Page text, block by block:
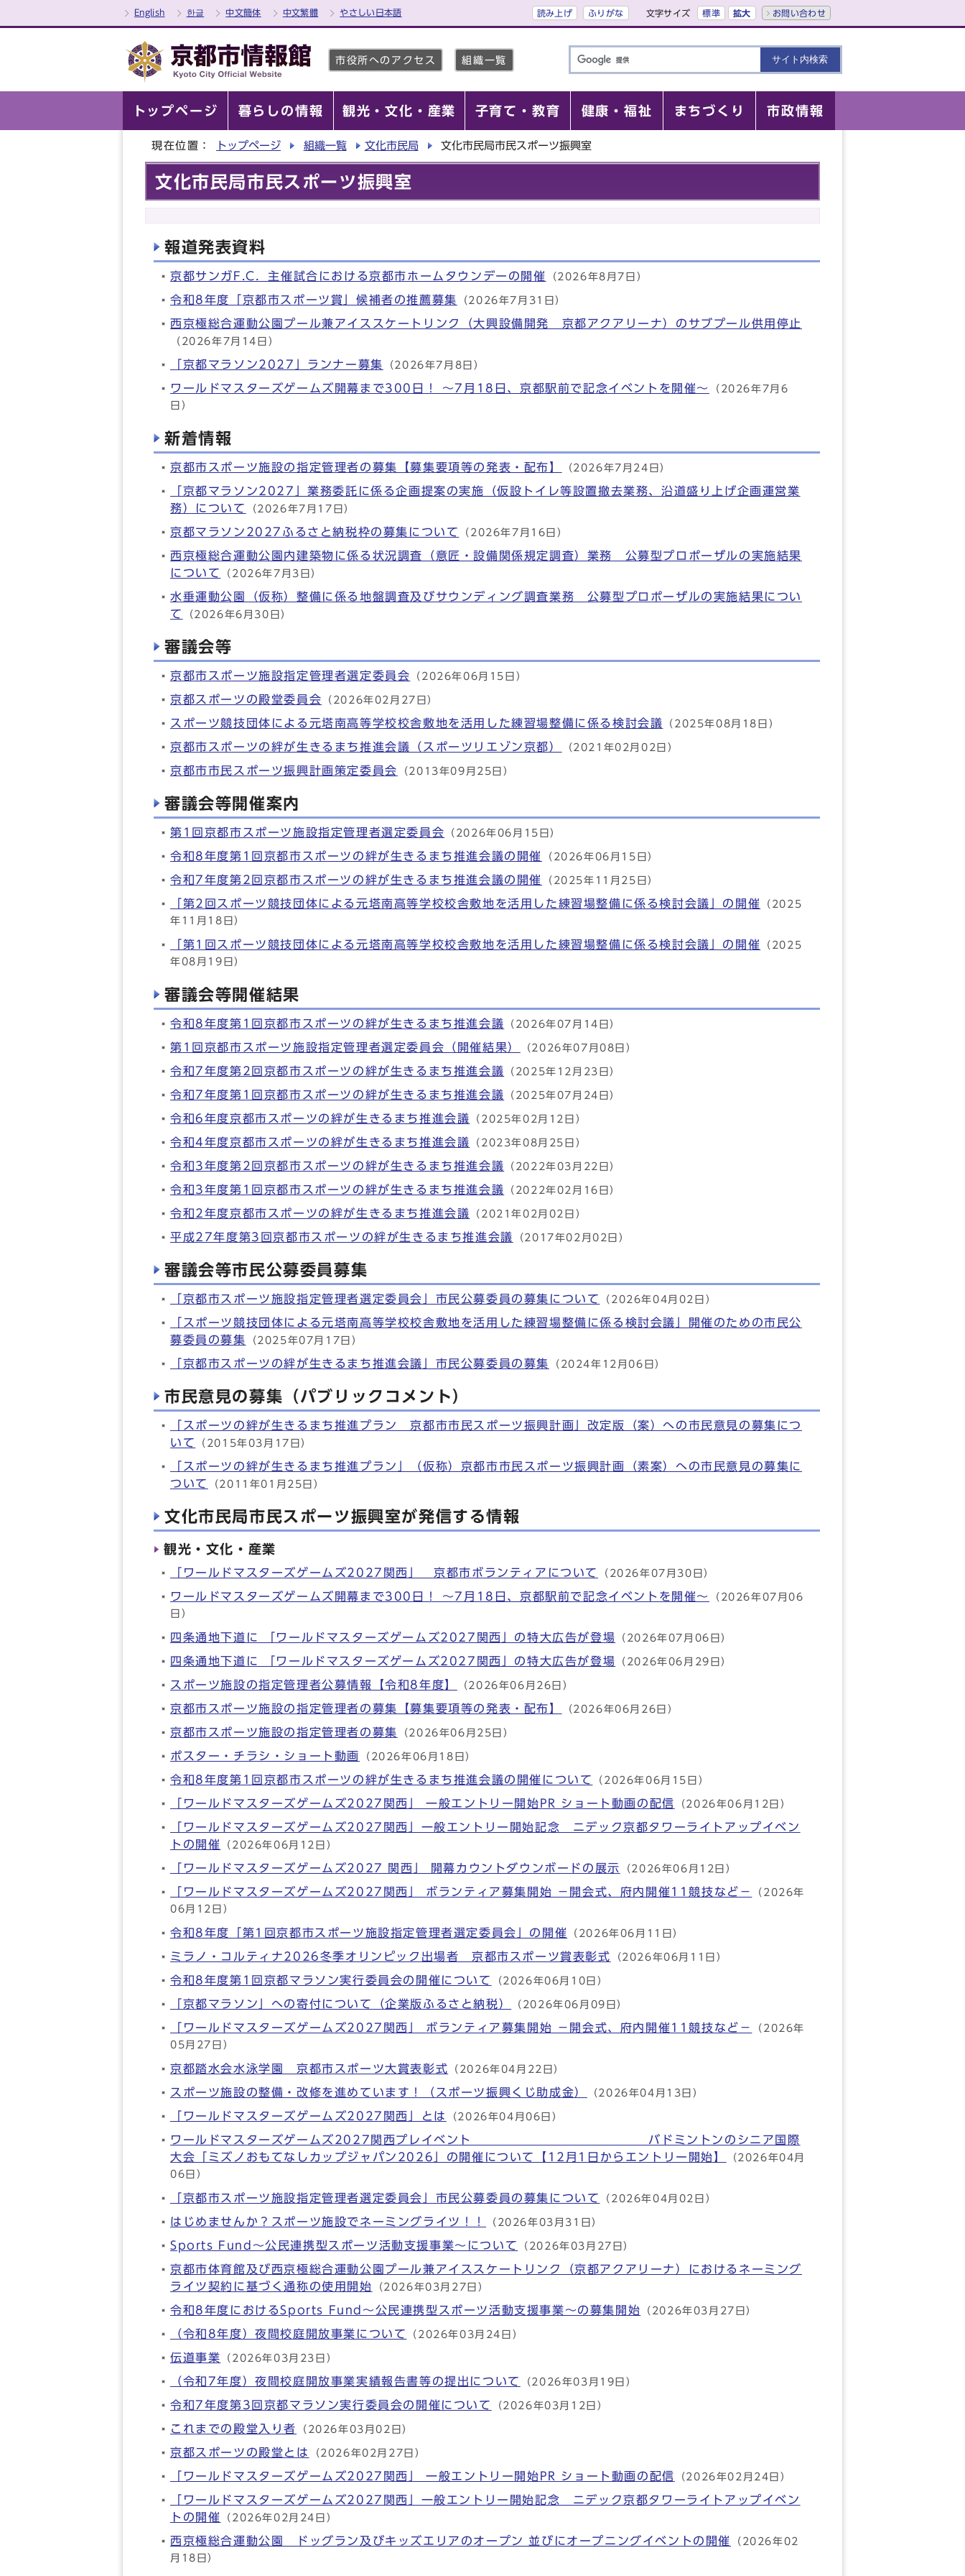
English 한글 中文簡体 中文繁體 やさしい日本語 読み上げ ふりがな 文字サイズ 標準 拡大 お問い合わせ
市役所へのアクセス 組織一覧
トップページ 暮らしの情報 観光・文化・産業 子育て・教育 健康・福祉 まちづくり 市政情報
現在位置： トップページ 組織一覧 文化市民局 文化市民局市民スポーツ振興室
文化市民局市民スポーツ振興室
報道発表資料
京都サンガF.C．主催試合における京都市ホームタウンデーの開催 （2026年8月7日）
令和8年度「京都市スポーツ賞」候補者の推薦募集 （2026年7月31日）
西京極総合運動公園プール兼アイススケートリンク（大興設備開発 京都アクアリーナ）のサブプール供用停止
（2026年7月14日）
「京都マラソン2027」ランナー募集 （2026年7月8日）
ワールドマスターズゲームズ開幕まで300日！ ～7月18日、京都駅前で記念イベントを開催～ （2026年7月6
日）
新着情報
京都市スポーツ施設の指定管理者の募集【募集要項等の発表・配布】 （2026年7月24日）
「京都マラソン2027」業務委託に係る企画提案の実施（仮設トイレ等設置撤去業務、沿道盛り上げ企画運営業
務）について
（2026年7月17日）
京都マラソン2027ふるさと納税枠の募集について （2026年7月16日）
西京極総合運動公園内建築物に係る状況調査（意匠・設備関係規定調査）業務 公募型プロポーザルの実施結果
について
（2026年7月3日）
水垂運動公園（仮称）整備に係る地盤調査及びサウンディング調査業務 公募型プロポーザルの実施結果につい
て
（2026年6月30日）
審議会等
京都市スポーツ施設指定管理者選定委員会 （2026年06月15日）
京都スポーツの殿堂委員会 （2026年02月27日）
スポーツ競技団体による元塔南高等学校校舎敷地を活用した練習場整備に係る検討会議 （2025年08月18日）
京都市スポーツの絆が生きるまち推進会議（スポーツリエゾン京都） （2021年02月02日）
京都市市民スポーツ振興計画策定委員会 （2013年09月25日）
審議会等開催案内
第1回京都市スポーツ施設指定管理者選定委員会 （2026年06月15日）
令和8年度第1回京都市スポーツの絆が生きるまち推進会議の開催 （2026年06月15日）
令和7年度第2回京都市スポーツの絆が生きるまち推進会議の開催 （2025年11月25日）
「第2回スポーツ競技団体による元塔南高等学校校舎敷地を活用した練習場整備に係る検討会議」の開催 （2025
年11月18日）
「第1回スポーツ競技団体による元塔南高等学校校舎敷地を活用した練習場整備に係る検討会議」の開催
（2025
年08月19日）
審議会等開催結果
令和8年度第1回京都市スポーツの絆が生きるまち推進会議 （2026年07月14日）
第1回京都市スポーツ施設指定管理者選定委員会（開催結果） （2026年07月08日）
令和7年度第2回京都市スポーツの絆が生きるまち推進会議 （2025年12月23日）
令和7年度第1回京都市スポーツの絆が生きるまち推進会議 （2025年07月24日）
令和6年度京都市スポーツの絆が生きるまち推進会議 （2025年02月12日）
令和4年度京都市スポーツの絆が生きるまち推進会議 （2023年08月25日）
令和3年度第2回京都市スポーツの絆が生きるまち推進会議 （2022年03月22日）
令和3年度第1回京都市スポーツの絆が生きるまち推進会議 （2022年02月16日）
令和2年度京都市スポーツの絆が生きるまち推進会議 （2021年02月02日）
平成27年度第3回京都市スポーツの絆が生きるまち推進会議 （2017年02月02日）
審議会等市民公募委員募集
「京都市スポーツ施設指定管理者選定委員会」市民公募委員の募集について （2026年04月02日）
「スポーツ競技団体による元塔南高等学校校舎敷地を活用した練習場整備に係る検討会議」開催のための市民公
募委員の募集
（2025年07月17日）
「京都市スポーツの絆が生きるまち推進会議」市民公募委員の募集 （2024年12月06日）
市民意見の募集（パブリックコメント）
「スポーツの絆が生きるまち推進プラン 京都市市民スポーツ振興計画」改定版（案）への市民意見の募集につ
いて
（2015年03月17日）
「スポーツの絆が生きるまち推進プラン」（仮称）京都市市民スポーツ振興計画（素案）への市民意見の募集に
ついて
（2011年01月25日）
文化市民局市民スポーツ振興室が発信する情報
観光・文化・産業
「ワールドマスターズゲームズ2027関西」 京都市ボランティアについて （2026年07月30日）
ワールドマスターズゲームズ開幕まで300日！ ～7月18日、京都駅前で記念イベントを開催～ （2026年07月06
日）
四条通地下道に 「ワールドマスターズゲームズ2027関西」の特大広告が登場 （2026年07月06日）
四条通地下道に 「ワールドマスターズゲームズ2027関西」の特大広告が登場 （2026年06月29日）
スポーツ施設の指定管理者公募情報【令和8年度】 （2026年06月26日）
京都市スポーツ施設の指定管理者の募集【募集要項等の発表・配布】 （2026年06月26日）
京都市スポーツ施設の指定管理者の募集 （2026年06月25日）
ポスター・チラシ・ショート動画 （2026年06月18日）
令和8年度第1回京都市スポーツの絆が生きるまち推進会議の開催について （2026年06月15日）
「ワールドマスターズゲームズ2027関西」 一般エントリー開始PR ショート動画の配信 （2026年06月12日）
「ワールドマスターズゲームズ2027関西」一般エントリー開始記念 ニデック京都タワーライトアップイベン
トの開催
（2026年06月12日）
「ワールドマスターズゲームズ2027 関西」 開幕カウントダウンボードの展示 （2026年06月12日）
「ワールドマスターズゲームズ2027関西」 ボランティア募集開始 －開会式、府内開催11競技など－ （2026年
06月12日）
令和8年度「第1回京都市スポーツ施設指定管理者選定委員会」の開催
（2026年06月11日）
ミラノ・コルティナ2026冬季オリンピック出場者 京都市スポーツ賞表彰式 （2026年06月11日）
令和8年度第1回京都マラソン実行委員会の開催について （2026年06月10日）
「京都マラソン」への寄付について（企業版ふるさと納税） （2026年06月09日）
「ワールドマスターズゲームズ2027関西」 ボランティア募集開始 －開会式、府内開催11競技など－ （2026年
05月27日）
京都踏水会水泳学園 京都市スポーツ大賞表彰式 （2026年04月22日）
スポーツ施設の整備・改修を進めています！（スポーツ振興くじ助成金） （2026年04月13日）
「ワールドマスターズゲームズ2027関西」とは （2026年04月06日）
ワールドマスターズゲームズ2027関西プレイベント バドミントンのシニア国際
大会「ミズノおもてなしカップジャパン2026」の開催について【12月1日からエントリー開始】
（2026年04月
06日）
「京都市スポーツ施設指定管理者選定委員会」市民公募委員の募集について
（2026年04月02日）
はじめませんか？スポーツ施設でネーミングライツ！！ （2026年03月31日）
Sports Fund～公民連携型スポーツ活動支援事業～について （2026年03月27日）
京都市体育館及び西京極総合運動公園プール兼アイススケートリンク（京都アクアリーナ）におけるネーミング
ライツ契約に基づく通称の使用開始
（2026年03月27日）
令和8年度におけるSports Fund～公民連携型スポーツ活動支援事業～の募集開始 （2026年03月27日）
（令和8年度）夜間校庭開放事業について （2026年03月24日）
伝道事業 （2026年03月23日）
（令和7年度）夜間校庭開放事業実績報告書等の提出について （2026年03月19日）
令和7年度第3回京都マラソン実行委員会の開催について （2026年03月12日）
これまでの殿堂入り者 （2026年03月02日）
京都スポーツの殿堂とは （2026年02月27日）
「ワールドマスターズゲームズ2027関西」 一般エントリー開始PR ショート動画の配信 （2026年02月24日）
「ワールドマスターズゲームズ2027関西」一般エントリー開始記念 ニデック京都タワーライトアップイベン
トの開催
（2026年02月24日）
西京極総合運動公園 ドッグラン及びキッズエリアのオープン 並びにオープニングイベントの開催 （2026年02
月18日）